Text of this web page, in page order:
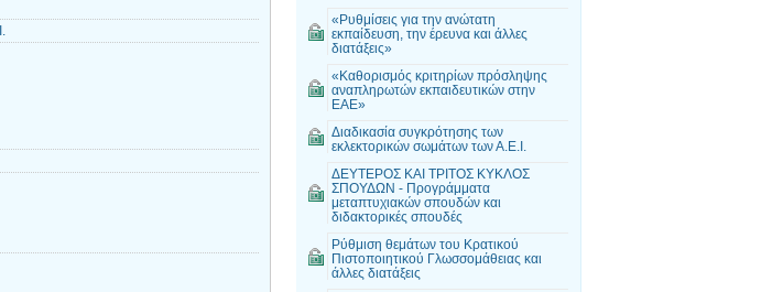
«Ρυθμίσεις για την ανώτατη
εκπαίδευση, την έρευνα και άλλες
διατάξεις»
«Καθορισμός κριτηρίων πρόσληψης
αναπληρωτών εκπαιδευτικών στην
ΕΑΕ»
Διαδικασία συγκρότησης των
εκλεκτορικών σωμάτων των Α.Ε.Ι.
ΔΕΥΤΕΡΟΣ ΚΑΙ ΤΡΙΤΟΣ ΚΥΚΛΟΣ
ΣΠΟΥΔΩΝ - Προγράμματα
μεταπτυχιακών σπουδών και
διδακτορικές σπουδές
Ρύθμιση θεμάτων του Κρατικού
Πιστοποιητικού Γλωσσομάθειας και
άλλες διατάξεις